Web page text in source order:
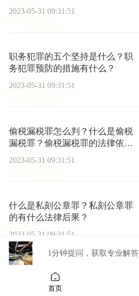
的？职工发生事故伤害如何赔
2023-05-31 09:31:51
职务犯罪的五个坚持是什么？职
务犯罪预防的措施有什么？
2023-05-31 09:31:51
偷税漏税罪怎么判？什么是偷税
漏税罪？偷税漏税罪的法律依据
2023-05-31 09:31:51
什么是私刻公章罪？私刻公章罪
的有什么法律后果？
2023-05-31 09:31:51
劳动报酬的种类都有什么？劳动
者报酬所得包括哪些？
1分钟提问，获取专业解答
首页